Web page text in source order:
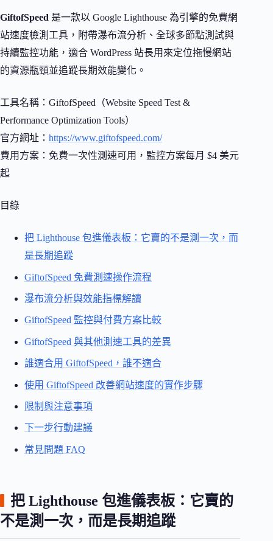
GiftofSpeed 是一款以 Google Lighthouse 為引擎的免費網
站速度檢測工具，附帶瀑布流分析、全球多節點測試與
持續監控功能，適合 WordPress 站長用來定位拖慢網站
的資源瓶頸並追蹤長期效能變化。
工具名稱：GiftofSpeed（Website Speed Test &
Performance Optimization Tools）
官方網址： https://www.giftofspeed.com/
費用方案：免費一次性測速可用，監控方案每月 $4 美元
起
目錄
把 Lighthouse 包進儀表板：它賣的不是測一次，而
是長期追蹤
GiftofSpeed 免費測速操作流程
瀑布流分析與效能指標解讀
GiftofSpeed 監控與付費方案比較
GiftofSpeed 與其他測速工具的差異
誰適合用 GiftofSpeed，誰不適合
使用 GiftofSpeed 改善網站速度的實作步驟
限制與注意事項
下一步行動建議
常見問題 FAQ
把 Lighthouse 包進儀表板：它賣的
不是測一次，而是長期追蹤